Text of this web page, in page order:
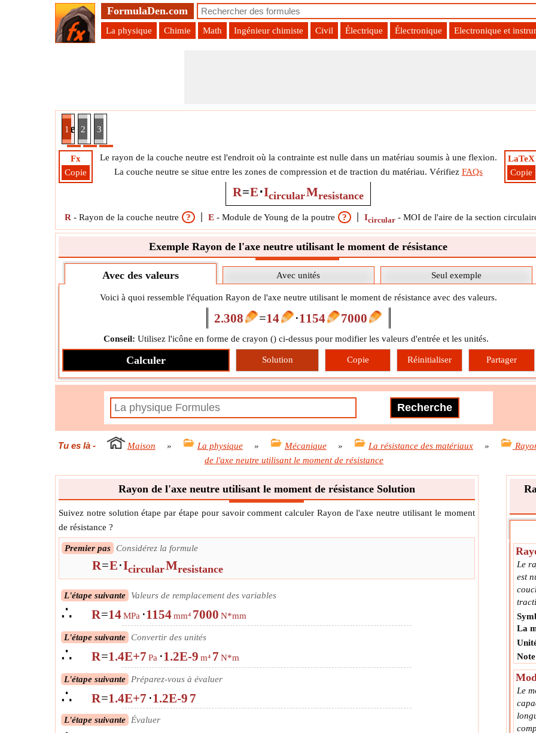
FormulaDen.com
La physique Chimie Math Ingénieur chimiste Civil Électrique Électronique Electronique et
1
l'axe neutre utilisant le moment de résistance
2 3
Fx
Copie
LaTeX
Copie
Le rayon de la couche neutre est l'endroit où la contrainte est nulle dans un matériau soumis à une flexion.
La couche neutre se situe entre les zones de compression et de traction du matériau. Vérifiez FAQs
R=E⋅IcircularMresistance
R - Rayon de la couche neutre ? E - Module de Young de la poutre ? Icircular - MOI de l'aire de la section
Exemple Rayon de l'axe neutre utilisant le moment de résistance
Avec des valeurs Avec unités Seul exemple
Voici à quoi ressemble l'équation Rayon de l'axe neutre utilisant le moment de résistance avec des valeurs.
2.308 =14 ⋅1154 7000
Conseil: Utilisez l'icône en forme de crayon () ci-dessus pour modifier les valeurs d'entrée et les unités.
Calculer Solution Copie Réinitialiser Partager
Tu es là- Maison » La physique » Mécanique » La résistance des matériaux »
de l'axe neutre utilisant le moment de résistance
Rayon de l'axe neutre utilisant le moment de résistance Solution
Suivez notre solution étape par étape pour savoir comment calculer Rayon de l'axe neutre utilisant le moment
de résistance ?
Premier pas Considérez la formule
R=E⋅IcircularMresistance
L'étape suivante Valeurs de remplacement des variables
∴ R=14MPa ⋅1154mm⁴ 7000 N*mm
L'étape suivante Convertir des unités
∴ R=1.4E+7 Pa ⋅1.2E-9 m⁴ 7 N*m
L'étape suivante Préparez-vous à évaluer
∴ R=1.4E+7 ⋅1.2E-9 7
L'étape suivante Évaluer
Le
est
La
Le